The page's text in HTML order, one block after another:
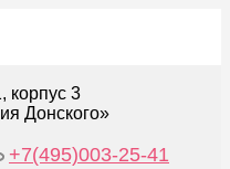
корпус 3
Донского»
+7(495)003-25-41